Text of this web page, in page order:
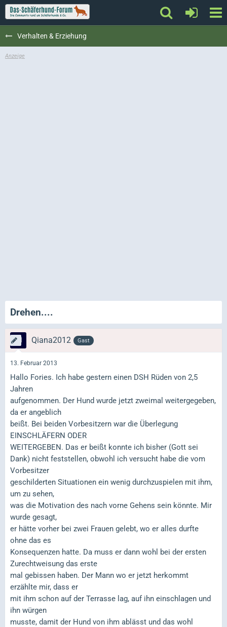
Verhalten & Erziehung
Drehen....
Qiana2012 Gast
13. Februar 2013
Hallo Fories. Ich habe gestern einen DSH Rüden von 2,5
Jahren
aufgenommen. Der Hund wurde jetzt zweimal weitergegeben,
da er angeblich
beißt. Bei beiden Vorbesitzern war die Überlegung
EINSCHLÄFERN ODER
WEITERGEBEN. Das er beißt konnte ich bisher (Gott sei
Dank) nicht feststellen, obwohl ich versucht habe die vom
Vorbesitzer
geschilderten Situationen ein wenig durchzuspielen mit ihm,
um zu sehen,
was die Motivation des nach vorne Gehens sein könnte. Mir
wurde gesagt,
er hätte vorher bei zwei Frauen gelebt, wo er alles durfte
ohne das es
Konsequenzen hatte. Da muss er dann wohl bei der ersten
Zurechtweisung das erste
mal gebissen haben. Der Mann wo er jetzt herkommt
erzählte mir, dass er
mit ihm schon auf der Terrasse lag, auf ihn einschlagen und
ihn würgen
musste, damit der Hund von ihm ablässt und das wohl